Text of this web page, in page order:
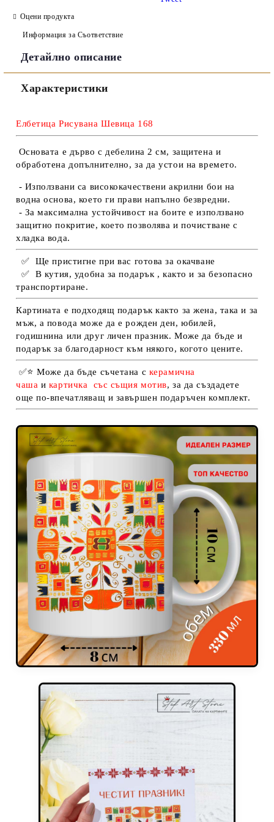
Ние ще се свържем с вас в рамките на работния ден.
Оцени продукта
Информация за Съответствие
Детайлно описание
Характеристики
Елбетица Рисувана Шевица 168
Основата е дърво с дебелина 2 см, защитена и
обработена допълнително, за да устои на времето.
- Използвани са висококачествени акрилни бои на
водна основа, което ги прави напълно безвредни.
- За максимална устойчивост на боите е използвано
защитно покритие, което позволява и почистване с
хладка вода.
✅
Ще пристигне при вас готова за окачване
✅
В кутия, удобна за подарък , както и за безопасно
транспортиране.
Картината е подходящ подарък както за жена, така и за
мъж, а повода може да е рожден ден, юбилей,
годишнина или друг личен празник. Може да бъде и
подарък за благодарност към някого, когото цените.
✅⭐Може да бъде съчетана с керамична
чаша и картичка със същия мотив, за да създадете
още по-впечатляващ и завършен подаръчен комплект.